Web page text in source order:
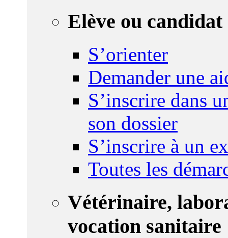
Elève ou candidat
S’orienter
Demander une
S’inscrire dans
son dossier
S’inscrire à un
Toutes les
Vétérinaire,
vocation sanitaire